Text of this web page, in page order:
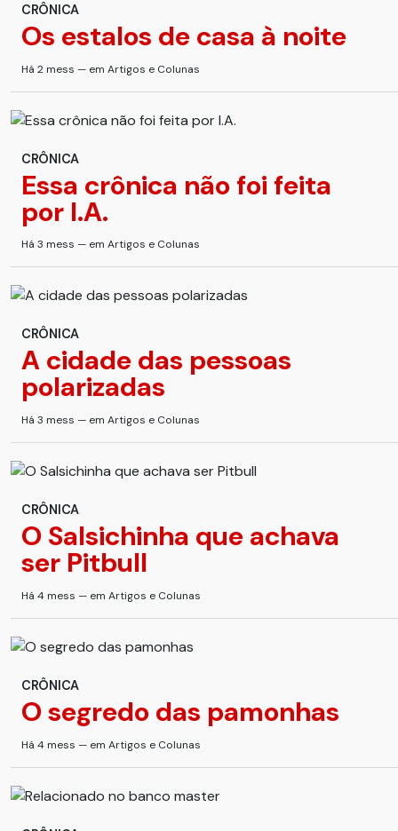
CRÔNICA
Os estalos de casa à noite
Há 2 mess — em Artigos e Colunas
CRÔNICA
Essa crônica não foi feita
por I.A.
Há 3 mess — em Artigos e Colunas
CRÔNICA
A cidade das pessoas
polarizadas
Há 3 mess — em Artigos e Colunas
CRÔNICA
O Salsichinha que achava
ser Pitbull
Há 4 mess — em Artigos e Colunas
CRÔNICA
O segredo das pamonhas
Há 4 mess — em Artigos e Colunas